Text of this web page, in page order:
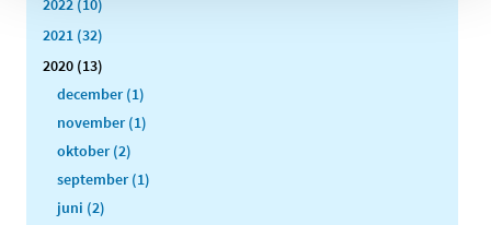
2022 (10)
2021 (32)
2020 (13)
december (1)
november (1)
oktober (2)
september (1)
juni (2)